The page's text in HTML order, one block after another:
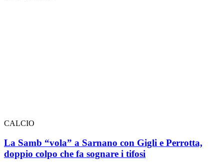
CALCIO
La Samb “vola” a Sarnano con Gigli e Perrotta,
doppio colpo che fa sognare i tifosi